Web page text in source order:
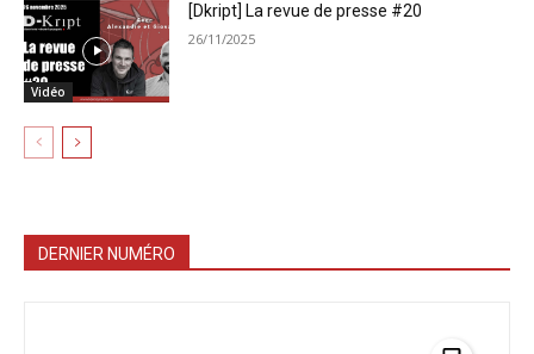
Vidéo
[Dkript] La revue de presse #20
26/11/2025
DERNIER NUMÉRO